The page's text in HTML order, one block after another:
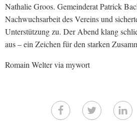
Nathalie Groos. Gemeinderat Patrick
Nachwuchsarbeit des Vereins und
Unterstützung zu. Der Abend klang
aus – ein Zeichen für den starken
Romain Welter via mywort